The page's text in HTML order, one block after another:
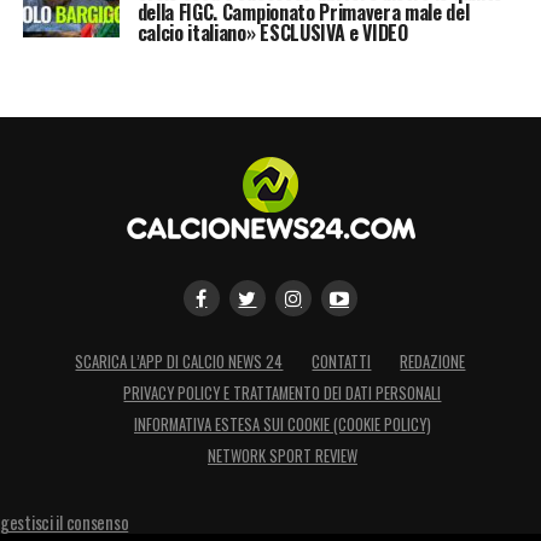
rammarico, a riguardare i tabellini di quella
data, i filmati di quella partita: che tutto sia
LA PLAYLIST DELLE NOSTRE TOP NEWS
della FIGC. Campionato Primavera male del
calcio italiano» ESCLUSIVA e VIDEO
SCARICA L’APP DI CALCIO NEWS 24 CONTATTI
REDAZIONE
PRIVACY POLICY E TRATTAMENTO DEI DATI PERSONALI
INFORMATIVA ESTESA SUI COOKIE (COOKIE POLICY)
NETWORK SPORT REVIEW
gestisci il consenso